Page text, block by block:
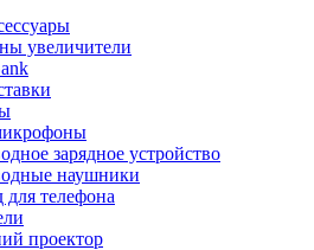
увеличители
зарядное устройство
наушники
для телефона
проектор